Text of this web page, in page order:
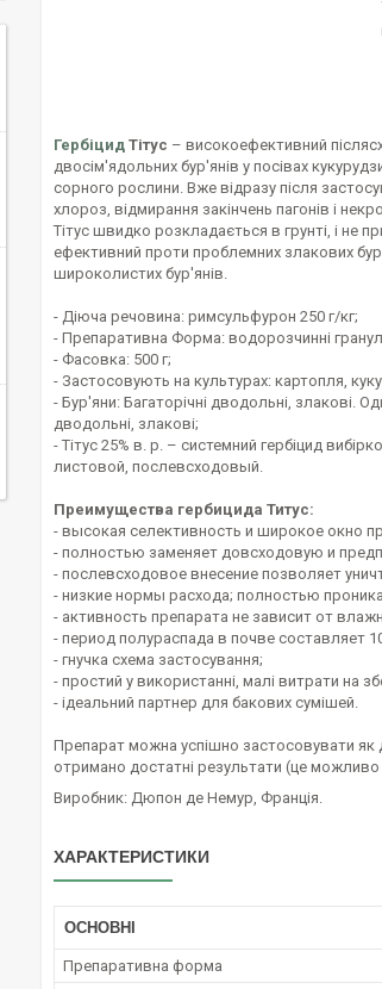
Гербіцид Тітус – високоефективний
двосім'ядольних бур'янів у посівах
сорного рослини. Вже відразу після
хлороз, відмирання закінчень пагонів і
Тітус швидко розкладається в грунті, і
ефективний проти проблемних злакових
широколистих бур'янів.
- Діюча речовина: римсульфурон 250 г/кг;
- Препаративна Форма: водорозчинні
- Фасовка: 500 г;
- Застосовують на культурах: картопля,
- Бур'яни: Багаторічні дводольні, злакові.
дводольні, злакові;
- Тітус 25% в. р. – системний гербіцид
листовой, послевсходовый.
Преимущества гербицида Титус:
- высокая селективность и широкое окно
- полностью заменяет довсходовую и
- послевсходовое внесение позволяет
- низкие нормы расхода; полностью
- активность препарата не зависит от
- период полураспада в почве составляет
- гнучка схема застосування;
- простий у використанні, малі витрати на
- ідеальний партнер для бакових сумішей.
Препарат можна успішно застосовувати як
отримано достатні результати (це можливо
Виробник: Дюпон де Немур, Франція.
ХАРАКТЕРИСТИКИ
ОСНОВНІ
Препаративна форма